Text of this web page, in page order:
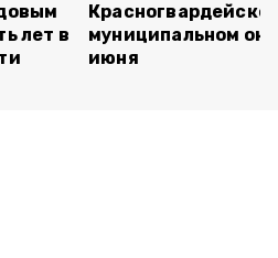
лет в
муниципальном
июня